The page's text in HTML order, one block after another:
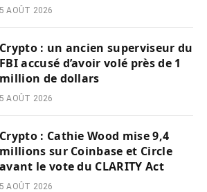
5 AOÛT 2026
Crypto : un ancien superviseur du
FBI accusé d’avoir volé près de 1
million de dollars
5 AOÛT 2026
Crypto : Cathie Wood mise 9,4
millions sur Coinbase et Circle
avant le vote du CLARITY Act
5 AOÛT 2026